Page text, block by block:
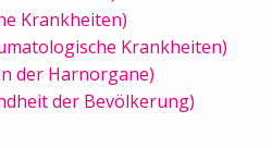
Krankheiten)
Krankheiten)
der Harnorgane)
der Bevölkerung)